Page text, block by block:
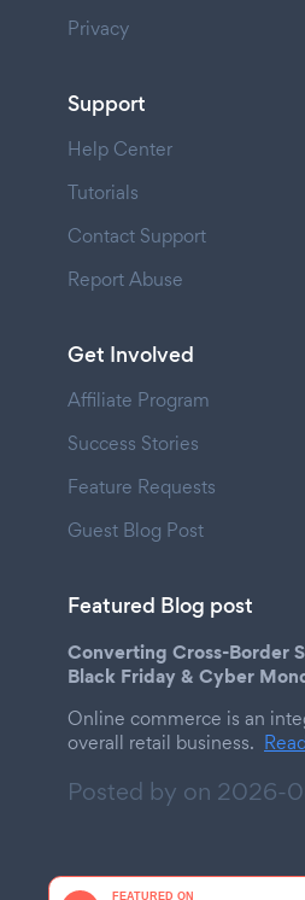
Privacy
Support
Help Center
Tutorials
Contact Support
Report Abuse
Get Involved
Affiliate Program
Success Stories
Feature Requests
Guest Blog Post
Featured Blog post
Converting Cross-Border
Black Friday & Cyber
Online commerce is an
overall retail business.
Posted by on 2026-